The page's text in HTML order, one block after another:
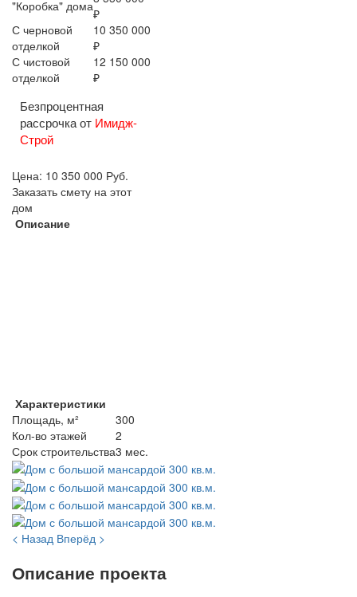
"Коробка" дома₽
С черновой
отделкой
10 350 000
₽
С чистовой
отделкой
12 150 000
₽
Безпроцентная
рассрочка от Имидж-
Строй
Цена: 10 350 000 Руб.
Заказать смету на этот
дом
Описание
Характеристики
Площадь, м²
300
Кол-во этажей
2
Срок строительства3 мес.
< Назад Вперёд >
Описание проекта